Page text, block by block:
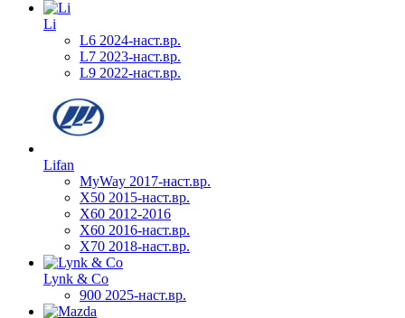
Li
L6 2024-наст.вр.
L7 2023-наст.вр.
L9 2022-наст.вр.
Lifan
MyWay 2017-наст.вр.
X50 2015-наст.вр.
X60 2012-2016
X60 2016-наст.вр.
X70 2018-наст.вр.
Lynk & Co
900 2025-наст.вр.